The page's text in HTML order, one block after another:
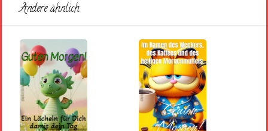
Andere ähnlich